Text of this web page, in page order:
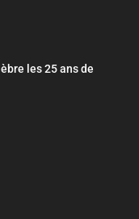
les 25 ans de